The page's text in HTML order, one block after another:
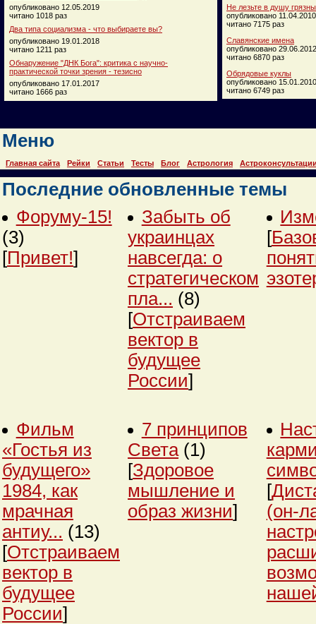
опубликовано 12.05.2019
читано 1018 раз
Два типа социализма - что выбираете вы?
опубликовано 19.01.2018
читано 1211 раз
Обнаружение "ДНК Бога": критика с научно-
практической точки зрения - тезисно
опубликовано 17.01.2017
читано 1666 раз
Не лезьте в душу
опубликовано 11.04.2010
читано 7175 раз
Славянские имена
опубликовано 29.06.2012
читано 6870 раз
Обрядовые куклы
опубликовано 15.01.2010
читано 6749 раз
Меню
Главная сайта Рейки Статьи Тесты Блог Астрология
Последние обновленные темы
Форуму-15!
(3)
[Привет!]
Забыть об
украинцах
навсегда: о
стратегическом
пла... (8)
[Отстраиваем
вектор в
будущее
России]
[
Фильм
«Гостья из
будущего»
1984, как
мрачная
антиу... (13)
[Отстраиваем
вектор в
будущее
России]
7 принципов
Света (1)
[Здоровое
мышление и
образ жизни]
[
(он-